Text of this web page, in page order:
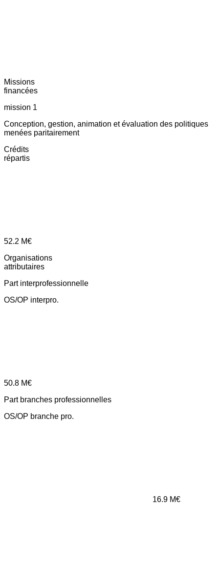
Missions
financées
mission 1
Conception, gestion, animation et évaluation des politiques
menées paritairement
Crédits
répartis
52.2 M€
Organisations
attributaires
Part interprofessionnelle
OS/OP interpro.
50.8 M€
Part branches professionnelles
OS/OP branche pro.
16.9 M€